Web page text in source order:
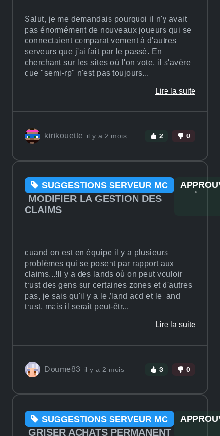
Salut, je me demandais pourquoi il n'y avait
pas énormément de nouveaux joueurs qui se
connectaient comparativement à d'autres
serveurs que j'ai fait par le passé. En
cherchant sur les sites où l'on vote, il s'avère
que "semi-rp" n'est pas toujours...
Lire la suite
kirikouette il y a 2 mois 2 0
SUGGESTIONS SERVEUR MC
MODIFIER LA GESTION DES
CLAIMS
quand on est en équipe il y a plusieurs
problèmes qui se posent par rapport aux
claims...!Il y a des lands où on peut vouloir
trust des gens sur certaines zones et d'autres
pas, je sais qu'il y a le /land add et le land
trust, mais il serait peut-êtr...
Lire la suite
Doume83 il y a 2 mois 3 0
SUGGESTIONS SERVEUR MC
GRISER ACHATS PERMANENT